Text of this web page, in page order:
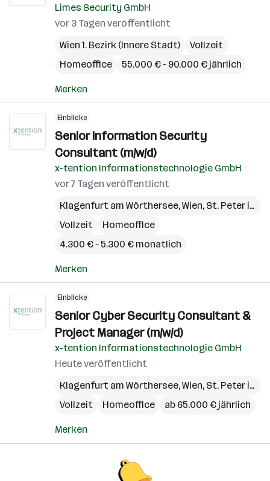
Limes Security GmbH
vor 3 Tagen veröffentlicht
Wien 1. Bezirk (Innere Stadt)
Vollzeit
Homeoffice
55.000 € – 90.000 € jährlich
Merken
Einblicke
Senior Information Security
Consultant (m/w/d)
x-tention Informationstechnologie GmbH
vor 7 Tagen veröffentlicht
Klagenfurt am Wörthersee,Wien, St. Peter in der Au
Vollzeit
Homeoffice
4.300 € – 5.300 € monatlich
Merken
Einblicke
Senior Cyber Security Consultant &
Project Manager (m/w/d)
x-tention Informationstechnologie GmbH
Heute veröffentlicht
Klagenfurt am Wörthersee,Wien, St. Peter in der Au
Vollzeit
Homeoffice ab 65.000 € jährlich
Merken